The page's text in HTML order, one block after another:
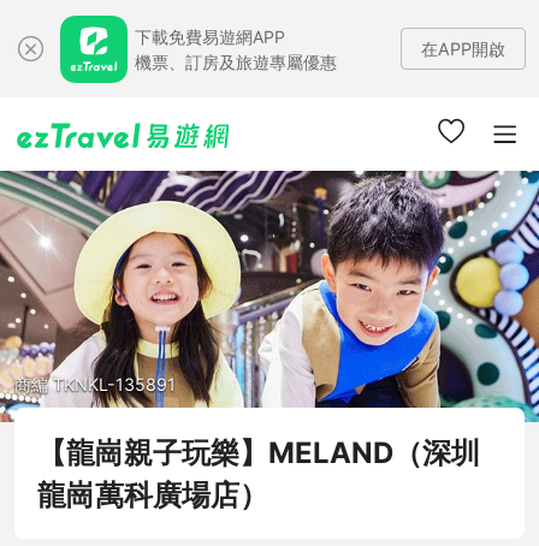
下載免費易遊網APP
機票、訂房及旅遊專屬優惠
在APP開啟
商編 TKNKL-135891
【龍崗親子玩樂】MELAND（深圳
龍崗萬科廣場店）